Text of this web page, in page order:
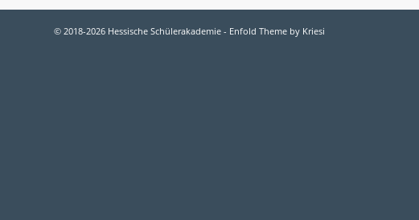
© 2018-2026 Hessische Schülerakademie - Enfold Theme by Kriesi